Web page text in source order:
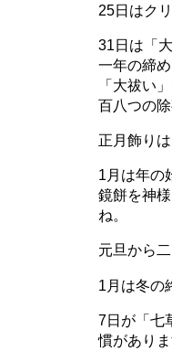
25日はク
31日は「大
一年の締め
「大祓い
百八つの
正月飾り
1月は年の
鏡餅を神
ね。
元旦から
1月は冬の
7日が「七
慣がありま